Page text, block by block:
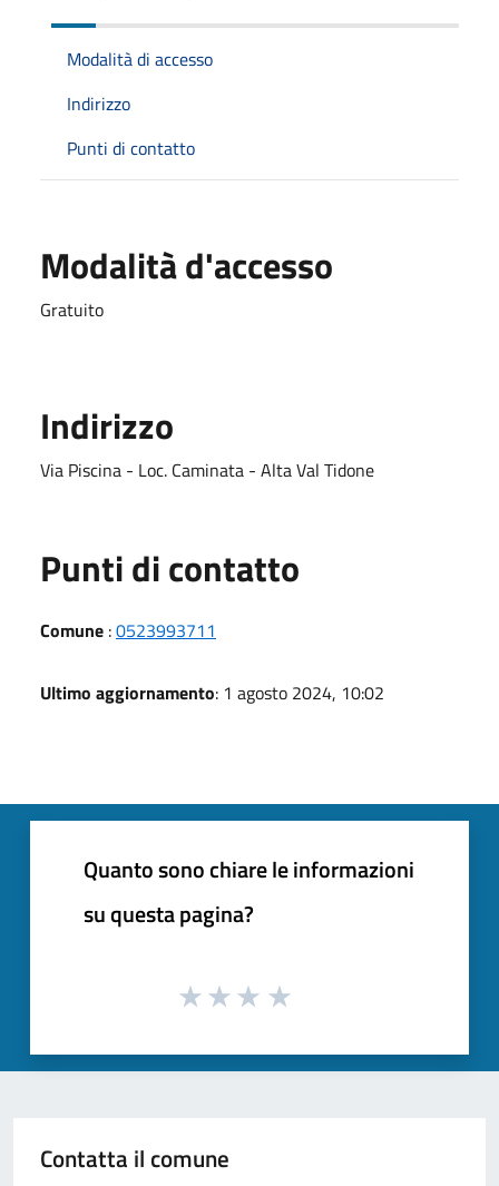
Modalità di accesso
Indirizzo
Punti di contatto
Modalità d'accesso
Gratuito
Indirizzo
Via Piscina - Loc. Caminata - Alta Val Tidone
Punti di contatto
Comune :0523993711
Ultimo aggiornamento: 1 agosto 2024, 10:02
Quanto sono chiare le informazioni
su questa pagina?
Contatta il comune